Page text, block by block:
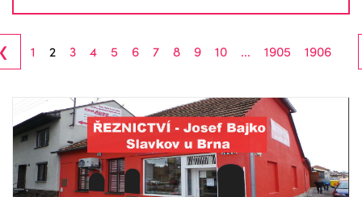
1 2 3 4 5 6 7 8 9 10 ... 1905 1906